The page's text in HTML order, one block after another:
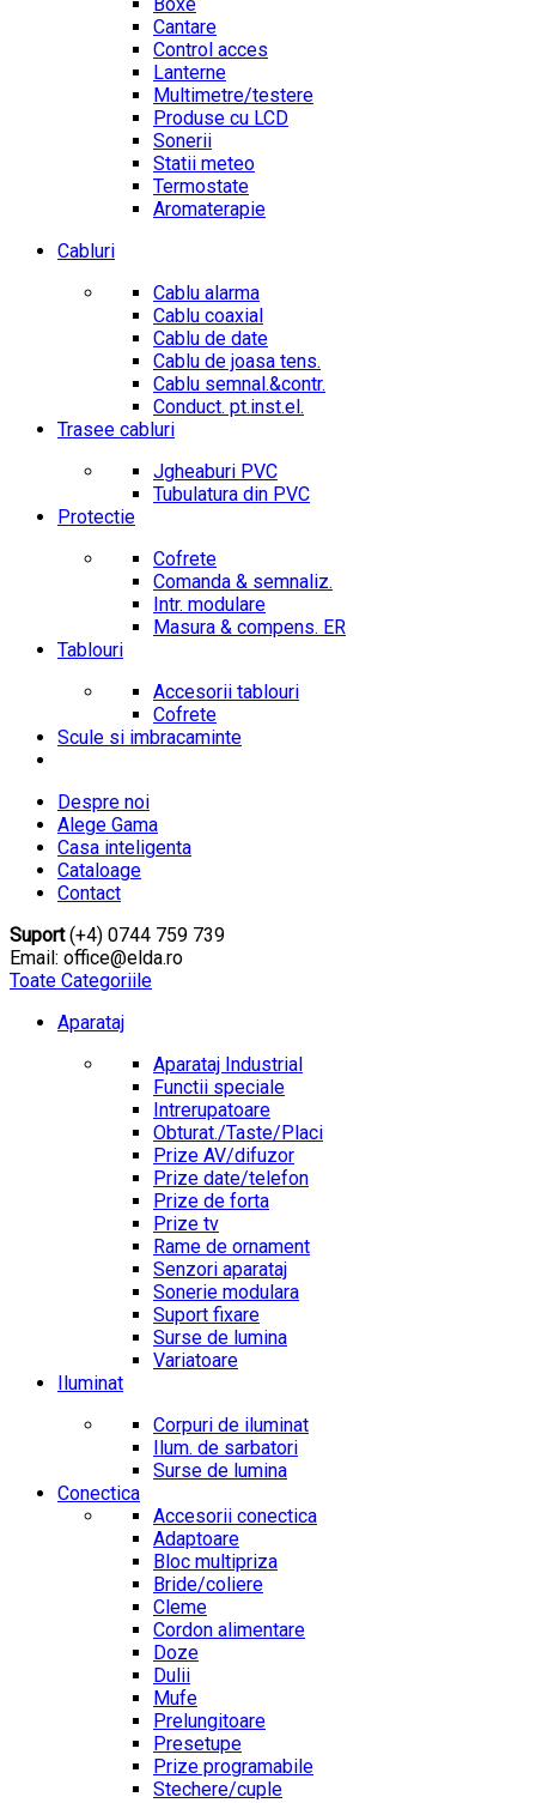
Cantare
Control acces
Lanterne
Multimetre/testere
Produse cu LCD
Sonerii
Statii meteo
Termostate
Aromaterapie
Cabluri
Cablu alarma
Cablu coaxial
Cablu de date
Cablu de joasa tens.
Cablu semnal.&contr.
Conduct. pt.inst.el.
Trasee cabluri
Jgheaburi PVC
Tubulatura din PVC
Protectie
Cofrete
Comanda & semnaliz.
Intr. modulare
Masura & compens. ER
Tablouri
Accesorii tablouri
Cofrete
Scule si imbracaminte
Despre noi
Alege Gama
Casa inteligenta
Cataloage
Contact
Suport(+4) 0744 759 739
Email: office@elda.ro
Toate Categoriile
Aparataj
Aparataj Industrial
Functii speciale
Intrerupatoare
Obturat./Taste/Placi
Prize AV/difuzor
Prize date/telefon
Prize de forta
Prize tv
Rame de ornament
Senzori aparataj
Sonerie modulara
Suport fixare
Surse de lumina
Variatoare
Iluminat
Corpuri de iluminat
Ilum. de sarbatori
Surse de lumina
Conectica
Accesorii conectica
Adaptoare
Bloc multipriza
Bride/coliere
Cleme
Cordon alimentare
Doze
Dulii
Mufe
Prelungitoare
Presetupe
Prize programabile
Stechere/cuple